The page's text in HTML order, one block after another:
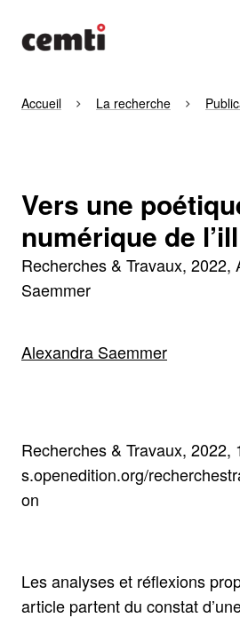
Accueil La recherche
Vers une
numérique de
Recherches & Travaux 2022
Saemmer
Alexandra Saemmer
Recherches & Travaux, 2022,
s.openedition.org/
on
Les analyses et réflexions
article partent du constat